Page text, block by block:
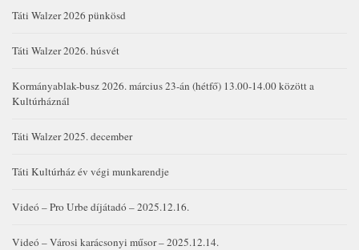
Táti Walzer 2026 pünkösd
Táti Walzer 2026. húsvét
Kormányablak-busz 2026. március 23-án (hétfő) 13.00-14.00 között a
Kultúrháznál
Táti Walzer 2025. december
Táti Kultúrház év végi munkarendje
Videó – Pro Urbe díjátadó – 2025.12.16.
Videó – Városi karácsonyi műsor – 2025.12.14.